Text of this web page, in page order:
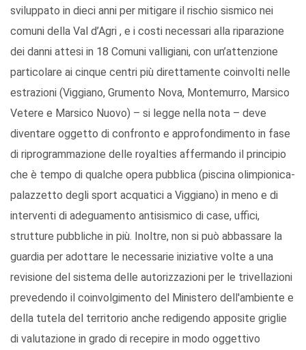
sviluppato in dieci anni per mitigare il rischio sismico nei
comuni della Val d’Agri , e i costi necessari alla riparazione
dei danni attesi in 18 Comuni valligiani, con un’attenzione
particolare ai cinque centri più direttamente coinvolti nelle
estrazioni (Viggiano, Grumento Nova, Montemurro, Marsico
Vetere e Marsico Nuovo) – si legge nella nota – deve
diventare oggetto di confronto e approfondimento in fase
di riprogrammazione delle royalties affermando il principio
che è tempo di qualche opera pubblica (piscina olimpionica-
palazzetto degli sport acquatici a Viggiano) in meno e di
interventi di adeguamento antisismico di case, uffici,
strutture pubbliche in più. Inoltre, non si può abbassare la
guardia per adottare le necessarie iniziative volte a una
revisione del sistema delle autorizzazioni per le trivellazioni
prevedendo il coinvolgimento del Ministero dell'ambiente e
della tutela del territorio anche redigendo apposite griglie
di valutazione in grado di recepire in modo oggettivo